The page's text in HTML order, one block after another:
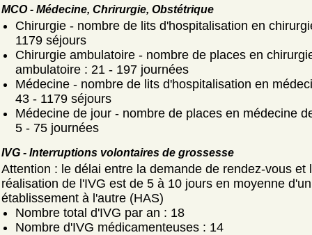
MCO - Médecine, Chrirurgie, Obstétrique
Chirurgie - nombre de lits d'hospitalisation en
1179 séjours
Chirurgie ambulatoire - nombre de places en
ambulatoire : 21 - 197 journées
Médecine - nombre de lits d'hospitalisation en
43 - 1179 séjours
Médecine de jour - nombre de places en médecine
5 - 75 journées
IVG - Interruptions volontaires de grossesse
Attention : le délai entre la demande de rendez-vous et
réalisation de l'IVG est de 5 à 10 jours en moyenne d'un
établissement à l'autre (HAS)
Nombre total d'IVG par an : 18
Nombre d'IVG médicamenteuses : 14